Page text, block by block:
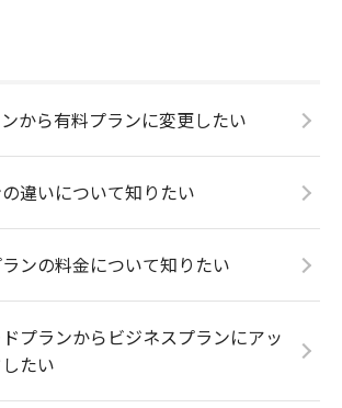
から有料プランに変更したい
違いについて知りたい
ンの料金について知りたい
プランからビジネスプランにアッ
たい